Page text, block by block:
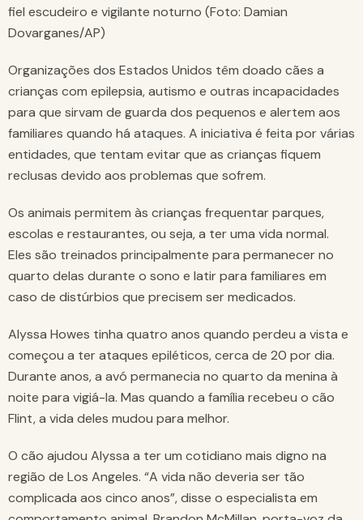
fiel escudeiro e vigilante noturno (Foto: Damian
Dovarganes/AP)
Organizações dos Estados Unidos têm doado cães a
crianças com epilepsia, autismo e outras incapacidades
para que sirvam de guarda dos pequenos e alertem aos
familiares quando há ataques. A iniciativa é feita por várias
entidades, que tentam evitar que as crianças fiquem
reclusas devido aos problemas que sofrem.
Os animais permitem às crianças frequentar parques,
escolas e restaurantes, ou seja, a ter uma vida normal.
Eles são treinados principalmente para permanecer no
quarto delas durante o sono e latir para familiares em
caso de distúrbios que precisem ser medicados.
Alyssa Howes tinha quatro anos quando perdeu a vista e
começou a ter ataques epiléticos, cerca de 20 por dia.
Durante anos, a avó permanecia no quarto da menina à
noite para vigiá-la. Mas quando a família recebeu o cão
Flint, a vida deles mudou para melhor.
O cão ajudou Alyssa a ter um cotidiano mais digno na
região de Los Angeles. “A vida não deveria ser tão
complicada aos cinco anos”, disse o especialista em